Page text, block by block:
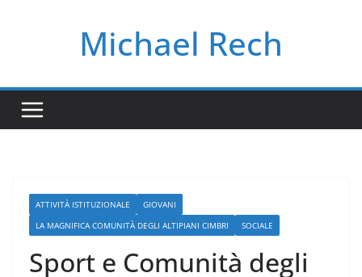
Michael Rech
ATTIVITÀ ISTITUZIONALE
GIOVANI
LA MAGNIFICA COMUNITÀ DEGLI ALTIPIANI CIMBRI
SOCIALE
Sport e Comunità degli